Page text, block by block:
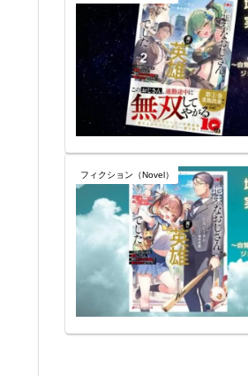
フィクション（Novel）